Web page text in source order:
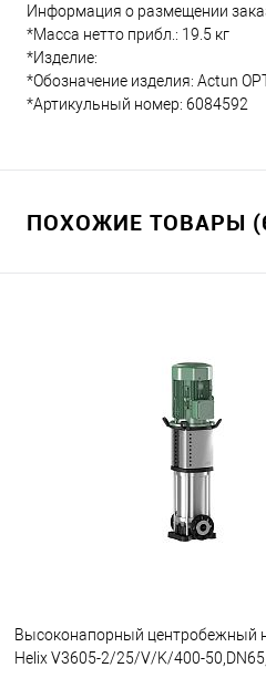
Информация о размещении
*Масса нетто прибл.: 19.5 кг
*Изделие:
*Обозначение изделия: Actun
*Артикульный номер: 6084592
ПОХОЖИЕ ТОВАРЫ
Высоконапорный центробежный
Helix V3605-2/25/V/K/400-